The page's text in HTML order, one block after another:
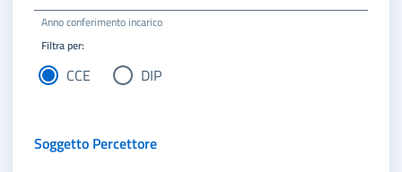
Anno conferimento incarico
Filtra per:
CCE DIP
Soggetto Percettore